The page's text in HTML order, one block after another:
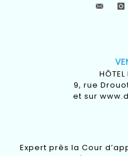
9, rue
et sur
Expert près la Cour